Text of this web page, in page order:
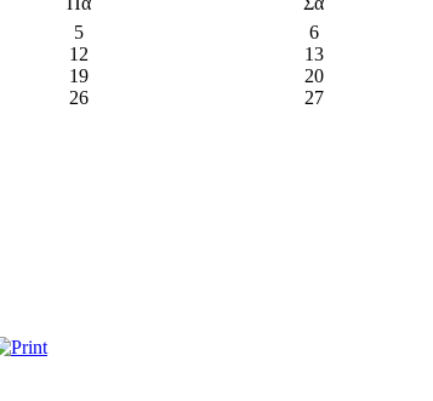
5
6
12
13
19
20
26
27